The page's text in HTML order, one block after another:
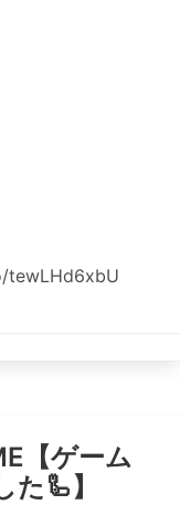
tewLHd6xbU
【ゲーム
🦾】